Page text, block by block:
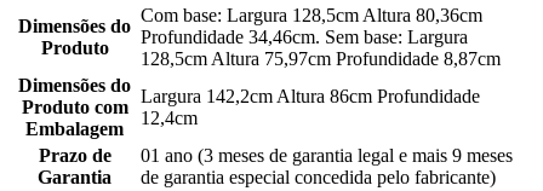
Dimensões do
Produto
Com base: Largura 128,5cm Altura 80,36cm
Profundidade 34,46cm. Sem base: Largura
128,5cm Altura 75,97cm Profundidade 8,87cm
Dimensões do
Produto com
Embalagem
Largura 142,2cm Altura 86cm Profundidade
12,4cm
Prazo de
Garantia
01 ano (3 meses de garantia legal e mais 9 meses
de garantia especial concedida pelo fabricante)